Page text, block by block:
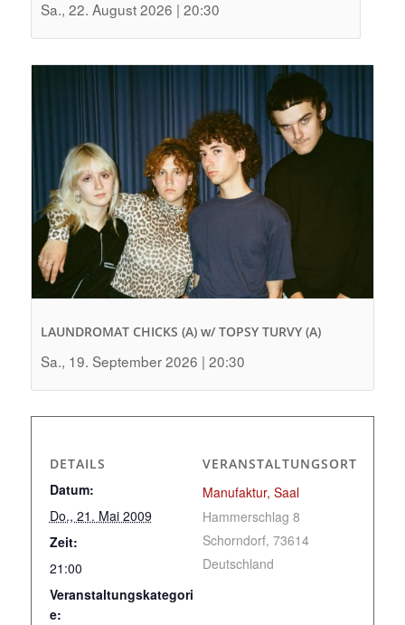
Sa., 22. August 2026 | 20:30
LAUNDROMAT CHICKS (A) w/ TOPSY TURVY (A)
Sa., 19. September 2026 | 20:30
DETAILS
Datum:
Do., 21. Mai 2009
Zeit:
21:00
Veranstaltungskategori
e:
VERANSTALTUNGSORT
Manufaktur, Saal
Hammerschlag 8
Schorndorf, 73614
Deutschland